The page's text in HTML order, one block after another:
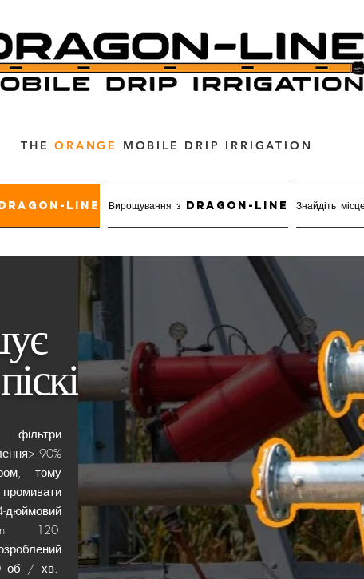
THEORANGE MOBILE DRIP IRRIGATION
Dragon-Line Вирощування з Dragon-Line Знайдіть
90%
тому
дюймовий
120
об / хв.